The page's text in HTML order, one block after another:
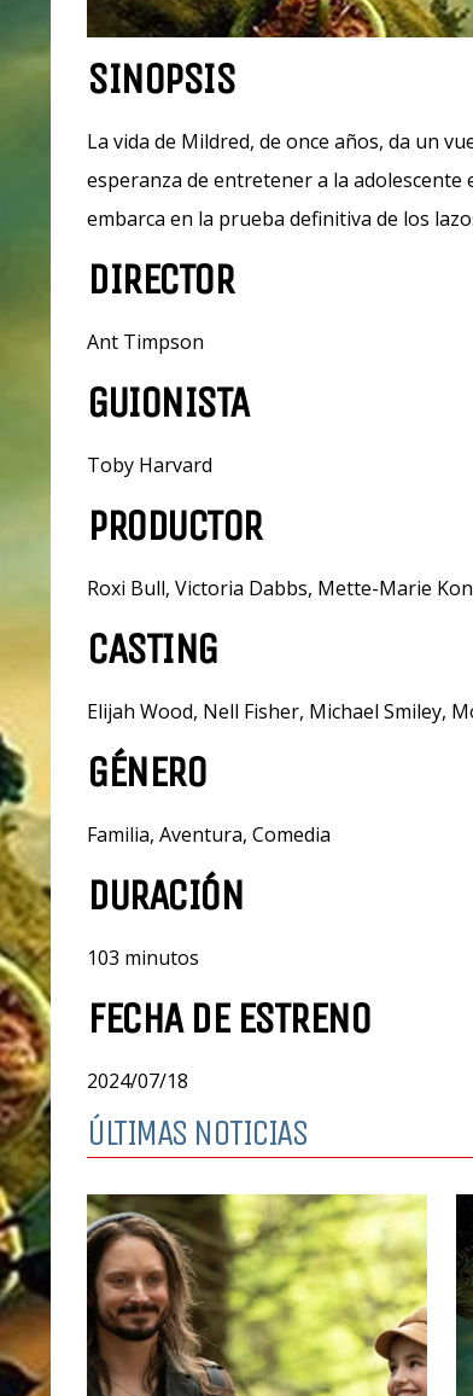
SINOPSIS
La vida de Mildred, de once años, da un
esperanza de entretener a la adolescente
embarca en la prueba definitiva de los
DIRECTOR
Ant Timpson
GUIONISTA
Toby Harvard
PRODUCTOR
Roxi Bull, Victoria Dabbs, Mette-Marie
CASTING
Elijah Wood, Nell Fisher, Michael Smiley,
GÉNERO
Familia, Aventura, Comedia
DURACIÓN
103 minutos
FECHA DE ESTRENO
2024/07/18
ÚLTIMAS NOTICIAS